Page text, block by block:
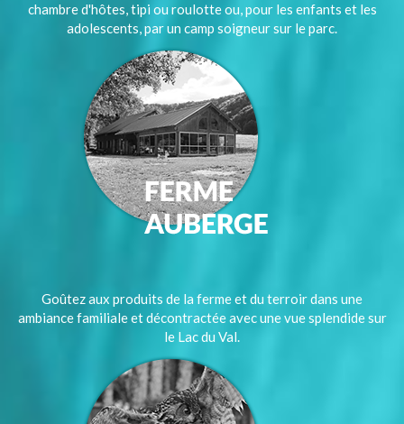
chambre d'hôtes, tipi ou roulotte ou, pour les enfants et les
adolescents, par un camp soigneur sur le parc.
Goûtez aux produits de la ferme et du terroir dans une
ambiance familiale et décontractée avec une vue splendide sur
le Lac du Val.